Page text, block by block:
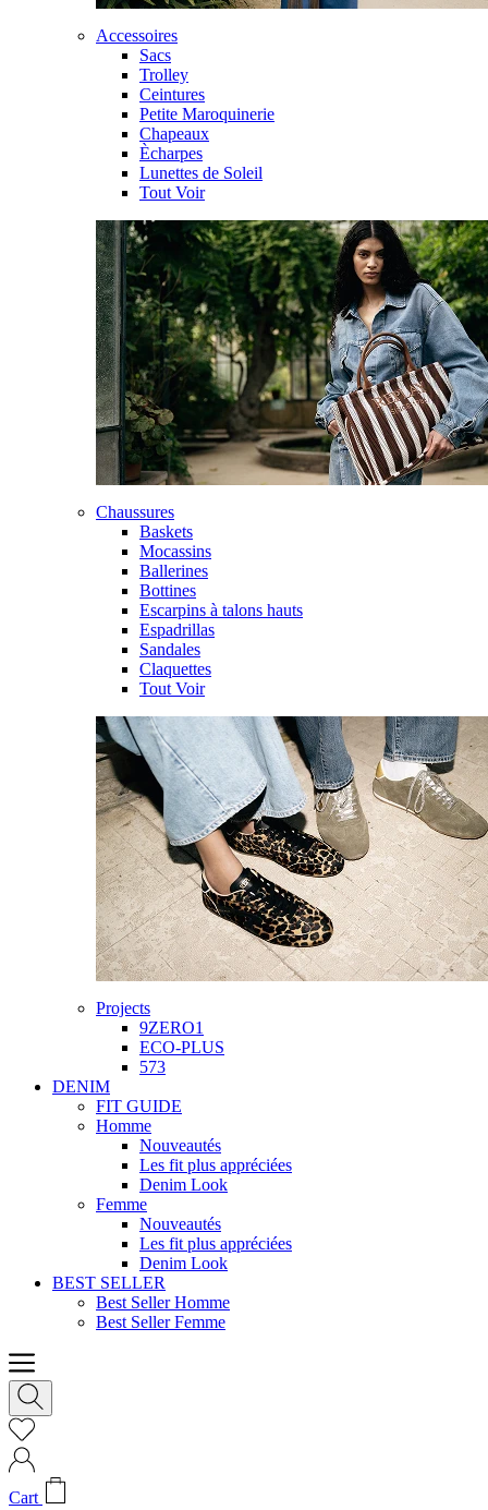
Accessoires
Sacs
Trolley
Ceintures
Petite Maroquinerie
Chapeaux
Ècharpes
Lunettes de Soleil
Tout Voir
Chaussures
Baskets
Mocassins
Ballerines
Bottines
Escarpins à talons hauts
Espadrillas
Sandales
Claquettes
Tout Voir
Projects
9ZERO1
ECO-PLUS
573
DENIM
FIT GUIDE
Homme
Nouveautés
Les fit plus appréciées
Denim Look
Femme
Nouveautés
Les fit plus appréciées
Denim Look
BEST SELLER
Best Seller Homme
Best Seller Femme
Cart